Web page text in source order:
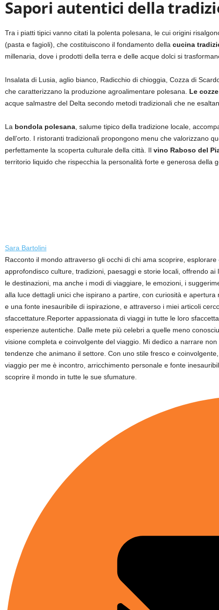
Sapori autentici della
Tra i piatti tipici vanno citati la polenta polesana, le cui origini
(pasta e fagioli), che costituiscono il fondamento della cucina
millenaria, dove i prodotti della terra e delle acque dolci si
Insalata di Lusia, aglio bianco, Radicchio di chioggia, Cozza di
che caratterizzano la produzione agroalimentare polesana. Le
acque salmastre del Delta secondo metodi tradizionali che ne
La bondola polesana , salume tipico della tradizione locale,
dell’orto. I ristoranti tradizionali propongono menu che valorizzano
perfettamente la scoperta culturale della città. Il vino Raboso del
territorio liquido che rispecchia la personalità forte e generosa della
Sara Bartolini
Racconto il mondo attraverso gli occhi di chi ama scoprire,
approfondisco culture, tradizioni, paesaggi e storie locali, offrendo
le destinazioni, ma anche i modi di viaggiare, le emozioni, i
alla luce dettagli unici che ispirano a partire, con curiosità e
e una fonte inesauribile di ispirazione, e attraverso i miei articoli
sfaccettature.Reporter appassionata di viaggi in tutte le loro
esperienze autentiche. Dalle mete più celebri a quelle meno
visione completa e coinvolgente del viaggio. Mi dedico a narrare
tendenze che animano il settore. Con uno stile fresco e
viaggio per me è incontro, arricchimento personale e fonte
scoprire il mondo in tutte le sue sfumature.